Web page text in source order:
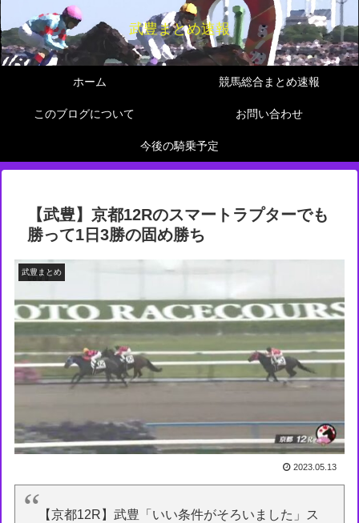
武豊まとめ速報
ホーム 競馬総合まとめ速報
このブログについて お問い合わせ
今後の騎乗予定
【武豊】京都12Rのスマートラプターでも
勝って1日3勝の固め勝ち
武豊まとめ
2023.05.13
【京都12R】武豊「いい条件がそろいました」ス